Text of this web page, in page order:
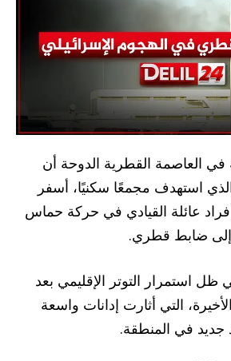
العاصمة القطرية الدوحة أن
استهدف مجمعًا سكنيًا، أسفر
عائلة القيادي في حركة حماس
إلى ضابط قطري.
ظل استمرار التوتر الإقليمي بعد
التي أثارت إدانات واسعة
في المنطقة.